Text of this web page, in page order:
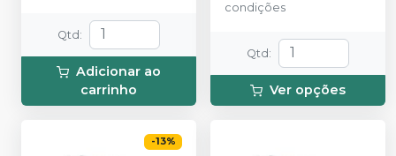
Qtd :
Adicionar ao
carrinho
condições
Qtd :
Ver opções
-13%